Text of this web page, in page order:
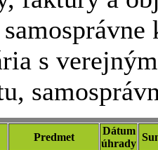
s
Predmet
Dátum
úhrady